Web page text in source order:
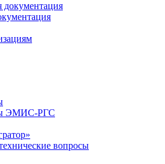
документация
ЭМИС-РГС
вопросы